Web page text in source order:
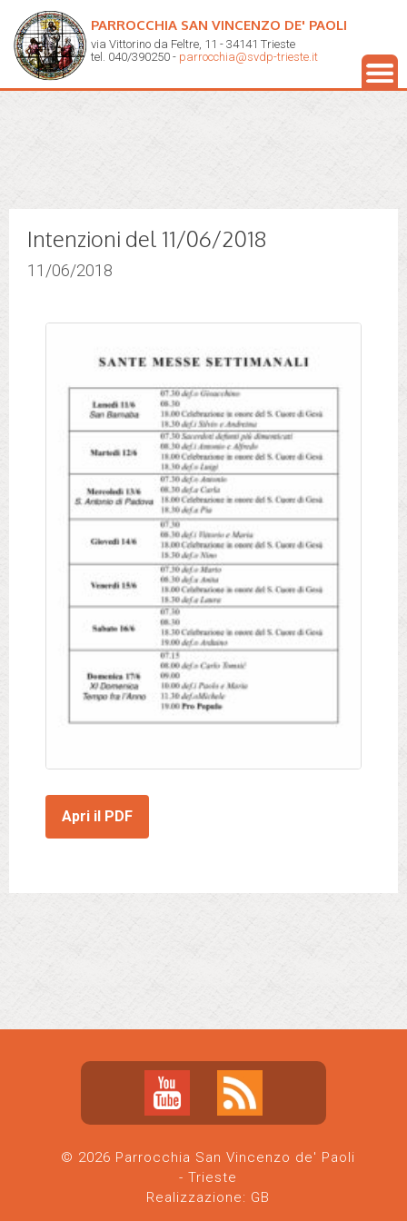
PARROCCHIA SAN VINCENZO DE' PAOLI
via Vittorino da Feltre, 11 - 34141 Trieste
tel. 040/390250 - parrocchia@svdp-trieste.it
Intenzioni del 11/06/2018
11/06/2018
Apri il PDF
© 2026 Parrocchia San Vincenzo de' Paoli
- Trieste
Realizzazione: GB